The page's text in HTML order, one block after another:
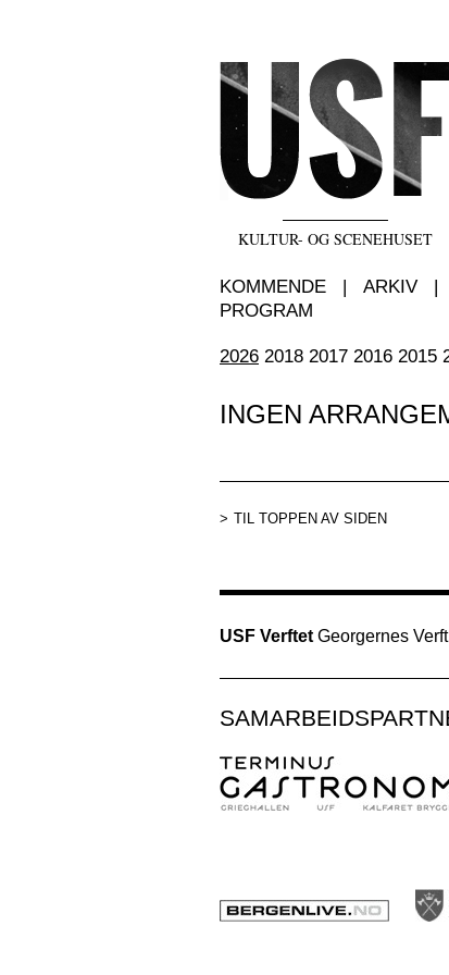
KULTUR- OG SCENEHUSET
KOMMENDE | ARKIV |
PROGRAM
2026 2018 2017 2016 2015
INGEN
TIL TOPPEN AV SIDEN
USF Verftet Georgernes